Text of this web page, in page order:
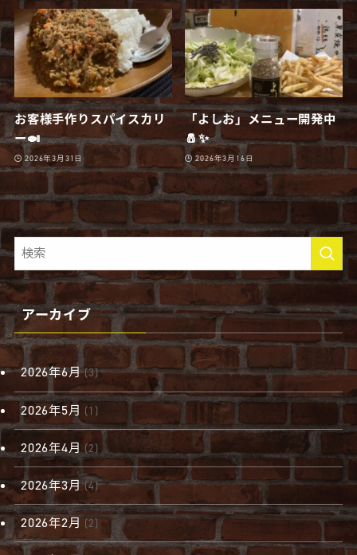
お客様手作りスパイスカリ
ー🍛
2026年3月31日
「よしお」メニュー開発中
🧂✨
2026年3月16日
アーカイブ
2026年6月(3)
2026年5月 (1)
2026年4月 (2)
2026年3月(4)
2026年2月 (2)